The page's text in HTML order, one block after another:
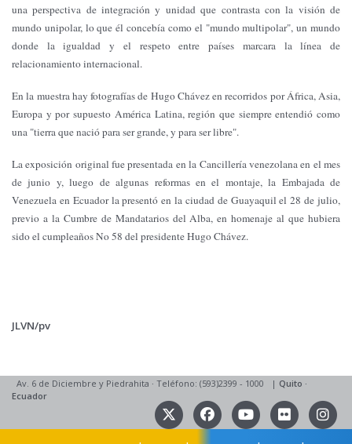
una perspectiva de integración y unidad que contrasta con la visión de
mundo unipolar, lo que él concebía como el "mundo multipolar", un mundo
donde la igualdad y el respeto entre países marcara la línea de
relacionamiento internacional.
En la muestra hay fotografías de Hugo Chávez en recorridos por África, Asia,
Europa y por supuesto América Latina, región que siempre entendió como
una "tierra que nació para ser grande, y para ser libre".
La exposición original fue presentada en la Cancillería venezolana en el mes
de junio y, luego de algunas reformas en el montaje, la Embajada de
Venezuela en Ecuador la presentó en la ciudad de Guayaquil el 28 de julio,
previo a la Cumbre de Mandatarios del Alba, en homenaje al que hubiera
sido el cumpleaños No 58 del presidente Hugo Chávez.
JLVN/pv
Av. 6 de Diciembre y Piedrahita · Teléfono: (593)2399 - 1000 | Quito ·
Ecuador